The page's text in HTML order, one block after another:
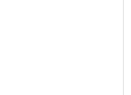
मतदान जारी